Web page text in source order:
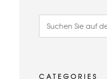
CATEGORIES